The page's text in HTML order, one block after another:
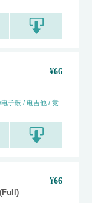
¥66
子鼓 / 电吉他 / 竞
¥66